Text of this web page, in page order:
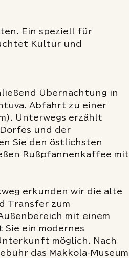
Ein speziell für
Kultur und
Übernachtung in
Abfahrt zu einer
Unterwegs erzählt
und der
Sie den östlichsten
Rußpfannenkaffee mit
erkunden wir die alte
Transfer zum
mit einem
ein modernes
möglich. Nach
das Makkola-Museum